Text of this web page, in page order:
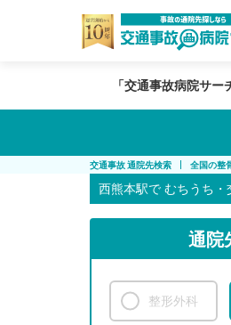
「交通事故病院サー
交通事故 通院先検索 全国の整
西熊本駅で むちうち・
通院
整形外科